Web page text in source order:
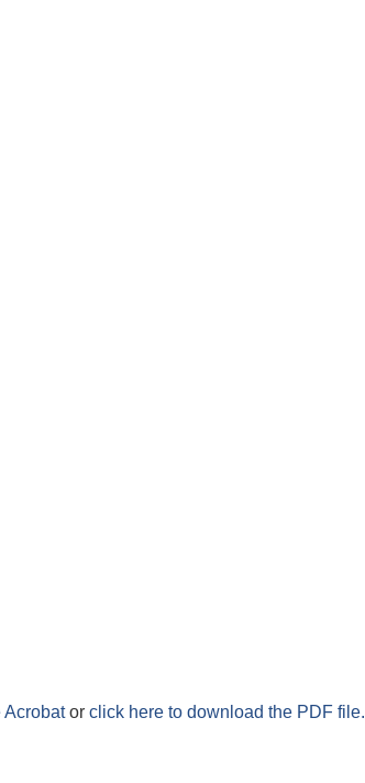
Acrobator click here to download the PDF file.